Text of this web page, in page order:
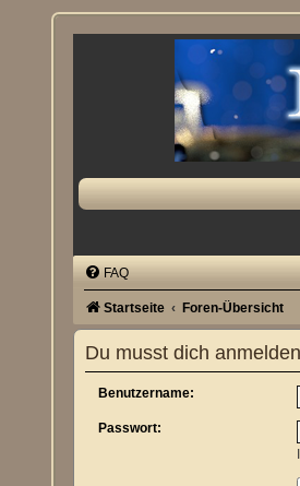
FAQ
Startseite Foren-Übersicht
Du musst dich
Benutzername:
Passwort: